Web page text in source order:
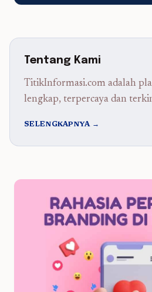
Tentang Kami
TitikInformasi.com adalah
lengkap, terpercaya dan
SELENGKAPNYA →